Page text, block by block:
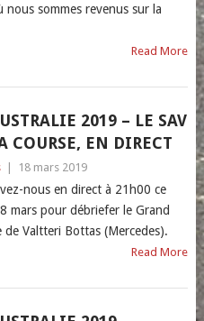
nous sommes revenus sur la
Read More
2019 – LE SAV
COURSE, EN DIRECT
18 mars 2019
nous en direct à 21h00 ce
mars pour débriefer le Grand
Valtteri Bottas (Mercedes).
Read More